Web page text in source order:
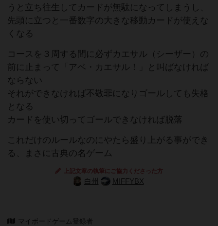
うと立ち往生してカードが無駄になってしまうし、
先頭に立つと一番数字の大きな移動カードが使えな
くなる
コースを３周する間に必ずカエサル（シーザー）の
前に止まって「アベ・カエサル！」と叫ばなければ
ならない
それができなければ不敬罪になりゴールしても失格
となる
カードを使い切ってゴールできなければ脱落
これだけのルールなのにやたら盛り上がる事ができ
る、まさに古典の名ゲーム
上記文章の執筆にご協力くださった方
白州 MIFFYBX
マイボードゲーム登録者